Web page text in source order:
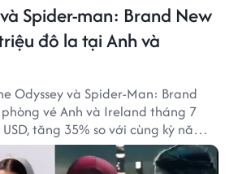
Spider-man: Brand New
đô la tại Anh và
Odyssey và Spider-Man: Brand
vé Anh và Ireland tháng 7
tăng 35% so với cùng kỳ năm